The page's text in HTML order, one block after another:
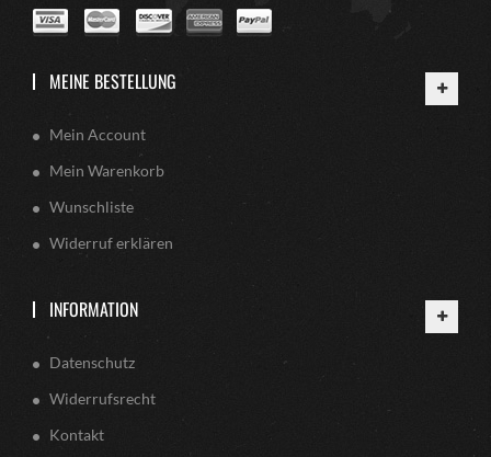
MEINE BESTELLUNG
Mein Account
Mein Warenkorb
Wunschliste
Widerruf erklären
INFORMATION
Datenschutz
Widerrufsrecht
Kontakt